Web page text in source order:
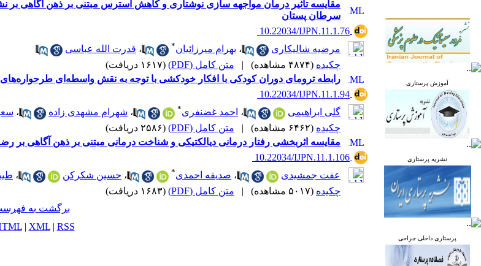
آموزش پرستاری
نشریه پرستاری
پرستاری داخلی جراحی
مقایسه تاثیر درمان مواجهه سازی نوشتاری و کاهش استرس مبتنی بر ذهن آگاهی بر
سرطان پستان
‎ 10.22034/IJPN.11.1.76
مرضیه شالیکاری
، بهرام میرزائیان* ، قدرت الله عباسی
چکیده (۴۸۷۴ مشاهده) | متن کامل (PDF)
(۱۶۱۷ دریافت)
رابطه ترومای دوران کودکی با افکار خودکشی با توجه به نقش واسطه‌ای طرحواره‌های
‎ 10.22034/IJPN.11.1.94
گلی ابراهیمی
، احمد غضنفری* ، شهرام مشهدی زاده ،
چکیده (۶۴۶۲ مشاهده) | متن کامل (PDF)
(۲۵۸۶ دریافت)
مقایسه اثربخشی رفتار درمانی دیالکتیکی و شناخت درمانی مبتنی بر ذهن آگاهی بر
‎ 10.22034/IJPN.11.1.106
عفت جمشیدی
، صدیقه احمدی* ، حسین شکرکن ،
چکیده (۵۰۱۷ مشاهده) | متن کامل (PDF)
(۱۶۸۳ دریافت)
برگشت به
| XML| RSS